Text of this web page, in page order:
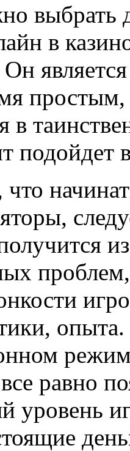
выбрать
в
простым,
в
подойдет
что
равно
уровень